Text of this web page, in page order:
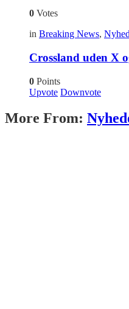
0 Votes
in Breaking News,
Crossland uden X
0 Points
Upvote Downvote
More From: